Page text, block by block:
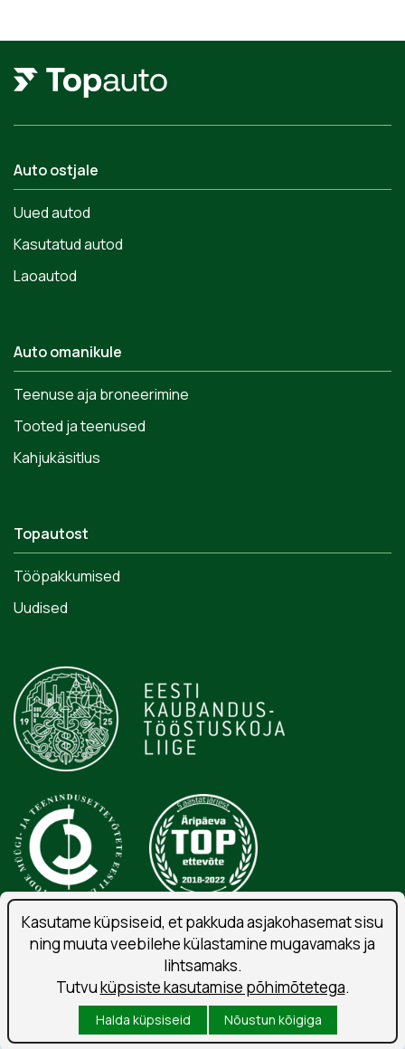
Auto ostjale
Uued autod
Kasutatud autod
Laoautod
Auto omanikule
Teenuse aja broneerimine
Tooted ja teenused
Kahjukäsitlus
Topautost
Tööpakkumised
Uudised
Isikuandmete töötlemise tingimused
Liitu uudiskirjaga
Kasutustingimused
Kasutame küpsiseid, et pakkuda asjakohasemat sisu
ning muuta veebilehe külastamine mugavamaks ja
lihtsamaks.
Tutvuküpsiste kasutamise põhimõtetega.
Halda küpsiseid Nõustun kõigiga